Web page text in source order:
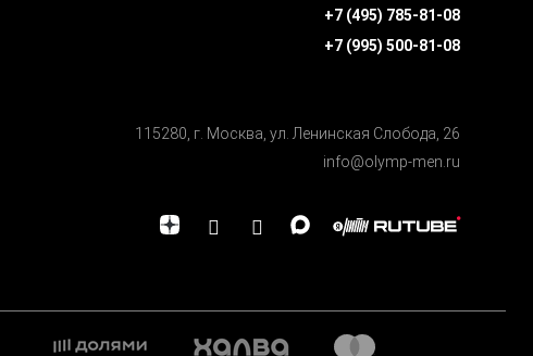
+7 (495) 785-81-08
+7 (995) 500-81-08
115280, г. Москва, ул. Ленинская Cлобода, 26
info@olymp-men.ru